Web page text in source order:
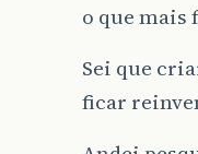
o que mais
Sei que
ficar